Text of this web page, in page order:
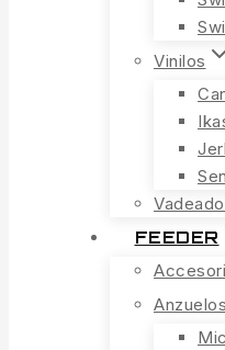
Vinilos
FEEDER